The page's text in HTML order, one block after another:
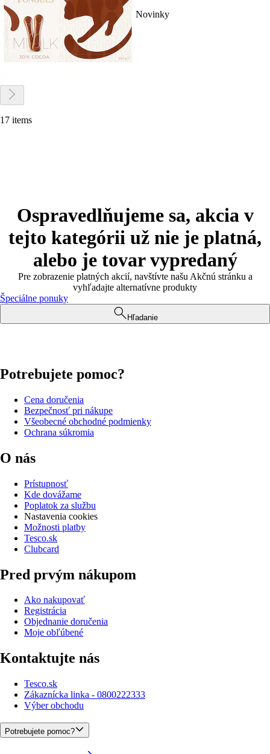
Novinky
17 items
Ospravedlňujeme sa, akcia v
tejto kategórii už nie je platná,
alebo je tovar vypredaný
Pre zobrazenie platných akcií, navštívte našu Akčnú stránku a
vyhľadajte alternatívne produkty
Špeciálne ponuky
Hľadanie
Potrebujete pomoc?
Cena doručenia
Bezpečnosť pri nákupe
Všeobecné obchodné podmienky
Ochrana súkromia
O nás
Prístupnosť
Kde dovážame
Poplatok za službu
Nastavenia cookies
Možnosti platby
Tesco.sk
Clubcard
Pred prvým nákupom
Ako nakupovať
Registrácia
Objednanie doručenia
Moje obľúbené
Kontaktujte nás
Tesco.sk
Zákaznícka linka - 0800222333
Výber obchodu
Potrebujete pomoc?